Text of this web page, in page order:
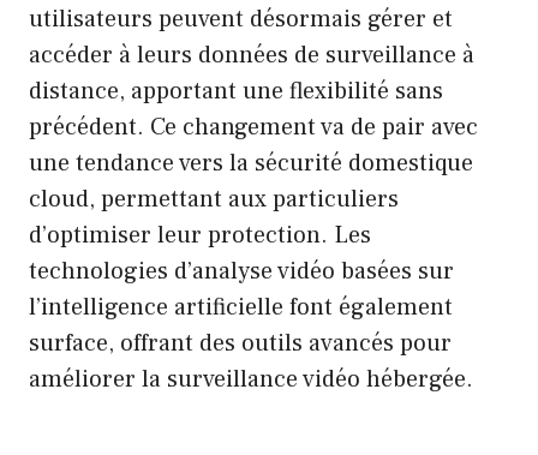
utilisateurs peuvent désormais gérer et
accéder à leurs données de surveillance à
distance, apportant une flexibilité sans
précédent. Ce changement va de pair avec
une tendance vers la sécurité domestique
cloud, permettant aux particuliers
d’optimiser leur protection. Les
technologies d’analyse vidéo basées sur
l’intelligence artificielle font également
surface, offrant des outils avancés pour
améliorer la surveillance vidéo hébergée.